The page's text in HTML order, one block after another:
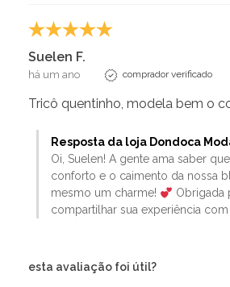
Suelen F.
há um ano comprador verificado
Tricô quentinho, modela bem o
Resposta da loja Dondoca
Oi, Suelen! A gente ama saber
conforto e o caimento da nossa
mesmo um charme!
Obrigada
compartilhar sua experiência com
esta avaliação foi útil?